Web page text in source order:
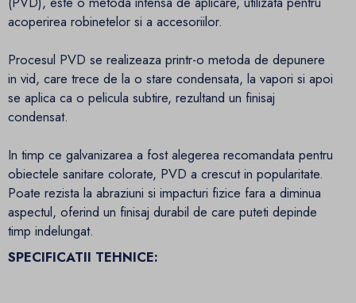
acoperirea robinetelor si a accesoriilor.
Procesul PVD se realizeaza printr-o metoda de depunere
in vid, care trece de la o stare condensata, la vapori si apoi
se aplica ca o pelicula subtire, rezultand un finisaj
condensat.
In timp ce galvanizarea a fost alegerea recomandata pentru
obiectele sanitare colorate, PVD a crescut in popularitate.
Poate rezista la abraziuni si impacturi fizice fara a diminua
aspectul, oferind un finisaj durabil de care puteti depinde
timp indelungat.
SPECIFICATII TEHNICE: